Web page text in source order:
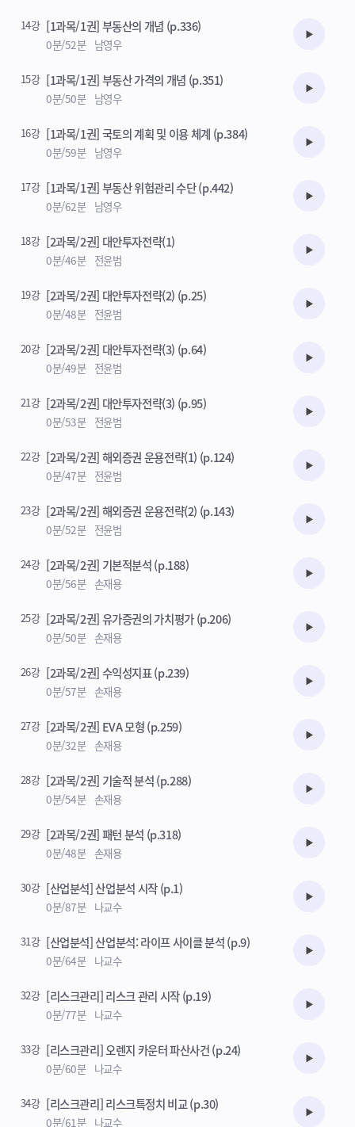
14강 [1과목/1권] 부동산의 개념 (p.336)
0분/52분 남영우 수강준비
15강 [1과목/1권] 부동산 가격의 개념 (p.351)
0분/50분 남영우 수강준비
16강 [1과목/1권] 국토의 계획 및 이용 체계 (p.384)
0분/59분 남영우 수강준비
17강 [1과목/1권] 부동산 위험관리 수단 (p.442)
0분/62분 남영우 수강준비
18강 [2과목/2권] 대안투자전략(1)
0분/46분 전윤범 수강준비
19강 [2과목/2권] 대안투자전략(2) (p.25)
0분/48분 전윤범 수강준비
20강 [2과목/2권] 대안투자전략(3) (p.64)
0분/49분 전윤범 수강준비
21강 [2과목/2권] 대안투자전략(3) (p.95)
0분/53분 전윤범 수강준비
22강 [2과목/2권] 해외증권 운용전략(1) (p.124)
0분/47분 전윤범 수강준비
23강 [2과목/2권] 해외증권 운용전략(2) (p.143)
0분/52분 전윤범 수강준비
24강 [2과목/2권] 기본적분석 (p.188)
0분/56분 손재용 수강준비
25강 [2과목/2권] 유가증권의 가치평가 (p.206)
0분/50분 손재용 수강준비
26강 [2과목/2권] 수익성지표 (p.239)
0분/57분 손재용 수강준비
27강 [2과목/2권] EVA 모형 (p.259)
0분/32분 손재용 수강준비
28강 [2과목/2권] 기술적 분석 (p.288)
0분/54분 손재용 수강준비
29강 [2과목/2권] 패턴 분석 (p.318)
0분/48분 손재용 수강준비
30강 [산업분석] 산업분석 시작 (p.1)
0분/87분 나교수 수강준비
31강 [산업분석] 산업분석: 라이프 사이클 분석 (p.9)
0분/64분 나교수 수강준비
32강 [리스크관리] 리스크 관리 시작 (p.19)
0분/77분 나교수 수강준비
33강 [리스크관리] 오렌지 카운터 파산사건 (p.24)
0분/60분 나교수 수강준비
34강 [리스크관리] 리스크특정치 비교 (p.30)
0분/61분 나교수 수강준비